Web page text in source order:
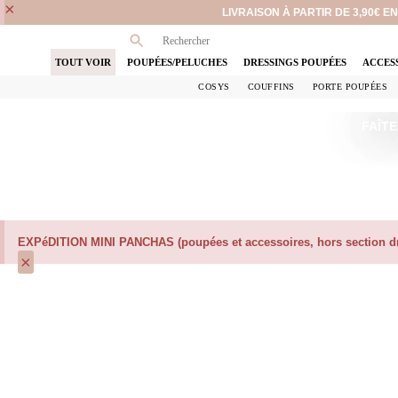
LIVRAISON À PARTIR DE 3,90€
×
TOUT VOIR
POUPÉES/PELUCHES DRESSINGS POUPÉES
COSYS COUFFINS PORTE POUPÉES
EXPéDITION MINI PANCHAS (poupées et accessoires, hors section
×